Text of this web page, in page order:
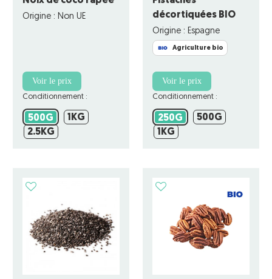
Origine : Non UE
Voir le prix
Conditionnement :
500G 500G
1KG
2.5KG
décortiquées BIO
Origine : Espagne
Agriculture bio
Voir le prix
Conditionnement :
250G 250G500G
1KG